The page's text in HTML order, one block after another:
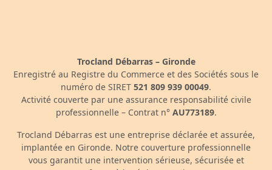
Trocland Débarras – Gironde
Enregistré au Registre du Commerce et des Sociétés sous le
numéro de SIRET 521 809 939 00049.
Activité couverte par une assurance responsabilité civile
professionnelle – Contrat n° AU773189.
Trocland Débarras est une entreprise déclarée et assurée,
implantée en Gironde. Notre couverture professionnelle
vous garantit une intervention sérieuse, sécurisée et